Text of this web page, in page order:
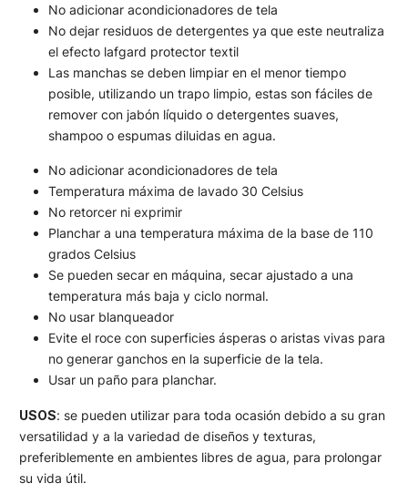
No adicionar acondicionadores de tela
No dejar residuos de detergentes ya que este neutraliza
el efecto lafgard protector textil
Las manchas se deben limpiar en el menor tiempo
posible, utilizando un trapo limpio, estas son fáciles de
remover con jabón líquido o detergentes suaves,
shampoo o espumas diluidas en agua.
No adicionar acondicionadores de tela
Temperatura máxima de lavado 30 Celsius
No retorcer ni exprimir
Planchar a una temperatura máxima de la base de 110
grados Celsius
Se pueden secar en máquina, secar ajustado a una
temperatura más baja y ciclo normal.
No usar blanqueador
Evite el roce con superficies ásperas o aristas vivas para
no generar ganchos en la superficie de la tela.
Usar un paño para planchar.
USOS: se pueden utilizar para toda ocasión debido a su gran
versatilidad y a la variedad de diseños y texturas,
preferiblemente en ambientes libres de agua, para prolongar
su vida útil.